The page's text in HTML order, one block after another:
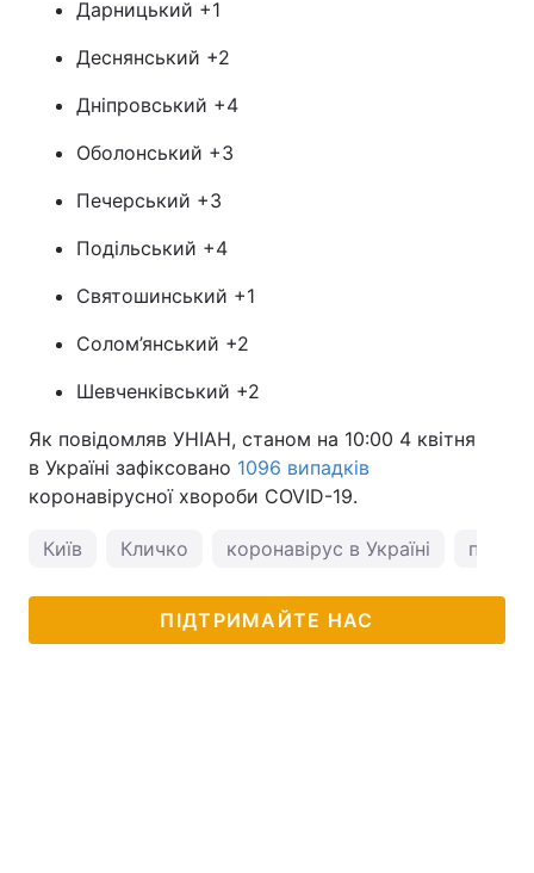
Дарницький +1
Деснянський +2
Дніпровський +4
Оболонський +3
Печерський +3
Подільський +4
Святошинський +1
Солом’янський +2
Шевченківський +2
Як повідомляв УНІАН, станом на 10:00 4 квітня
в Україні зафіксовано 1096 випадків
коронавірусної хвороби COVID-19.
Київ Кличко коронавірус в Україні
ПІДТРИМАЙТЕ НАС